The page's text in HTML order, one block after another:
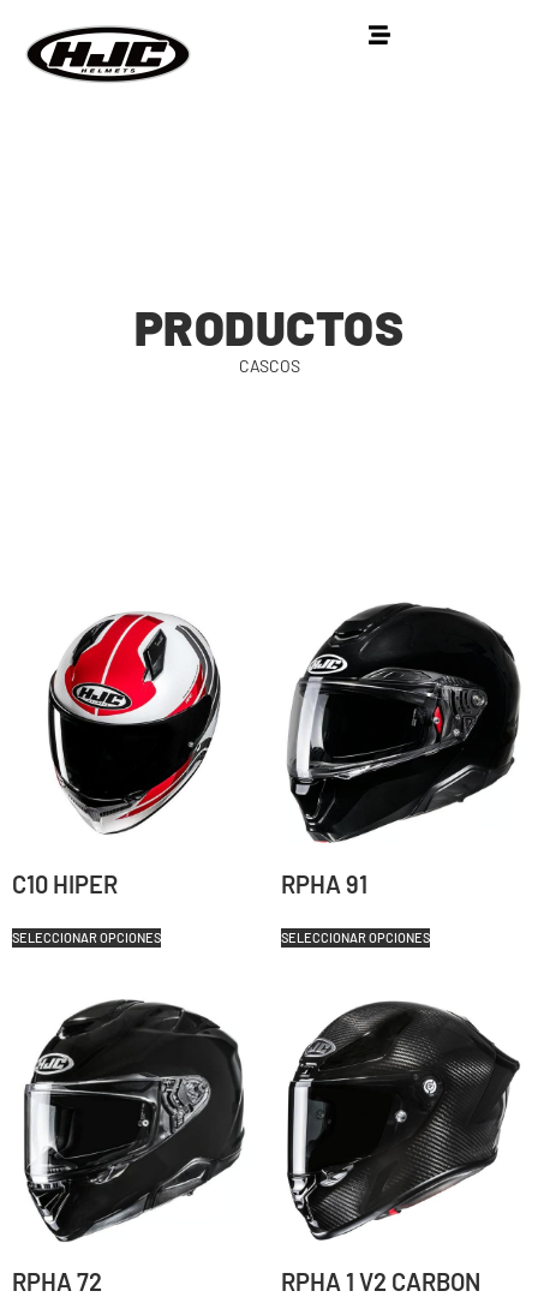
PRODUCTOS
CASCOS
C10 HIPER
SELECCIONAR OPCIONES
RPHA 91
SELECCIONAR OPCIONES
RPHA 72 RPHA 1 V2 CARBON